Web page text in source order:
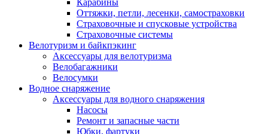
Карабины
Оттяжки, петли, лесенки, самостраховки
Страховочные и спусковые устройства
Страховочные системы
Велотуризм и байкпэкинг
Аксессуары для велотуризма
Велобагажники
Велосумки
Водное снаряжение
Аксессуары для водного снаряжения
Насосы
Ремонт и запасные части
Юбки, фартуки